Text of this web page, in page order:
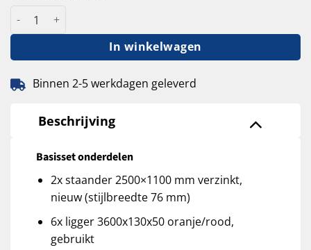
Palletstelling Esnova 250 cm hoog - 110 cm diep - 360 cm
In winkelwagen
Binnen 2-5 werkdagen geleverd
Beschrijving
Basisset onderdelen
2x staander 2500×1100 mm verzinkt,
nieuw (stijlbreedte 76 mm)
6x ligger 3600x130x50 oranje/rood,
gebruikt